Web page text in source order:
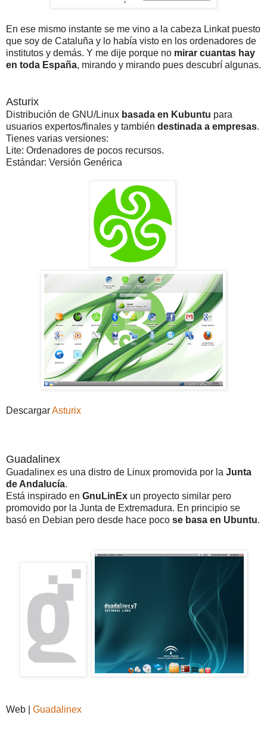
En ese mismo instante se me vino a la cabeza Linkat puesto
que soy de Cataluña y lo había visto en los ordenadores de
institutos y demás. Y me dije porque no mirar cuantas hay
en toda España, mirando y mirando pues descubrí algunas.
Asturix
Distribución de GNU/Linux basada en Kubuntu para
usuarios expertos/finales y también destinada a empresas.
Tienes varias versiones:
Lite: Ordenadores de pocos recursos.
Estándar: Versión Genérica
DescargarAsturix
Guadalinex
Guadalinex es una distro de Linux promovida por la Junta
de Andalucía.
Está inspirado en GnuLinEx un proyecto similar pero
promovido por la Junta de Extremadura. En principio se
basó en Debian pero desde hace poco se basa en Ubuntu.
Web | Guadalinex